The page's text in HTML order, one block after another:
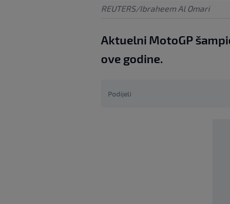
REUTERS/Ibraheem Al Omari
Aktuelni MotoGP
ove godine.
Podijeli